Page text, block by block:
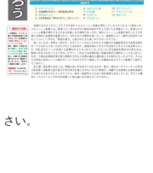
さい。